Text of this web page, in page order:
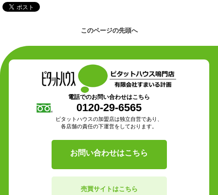
このページの先頭へ
電話でのお問い合わせはこちら
0120-29-6565
ピタットハウスの加盟店は独立自営であり、
各店舗の責任の下運営をしております。
お問い合わせはこちら
売買サイトはこちら